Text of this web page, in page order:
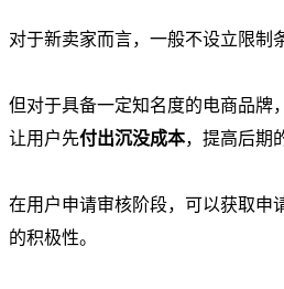
对于新卖家而言，一般不设立限制
但对于具备一定知名度的电商品牌
让用户先付出沉没成本，提高后期
在用户申请审核阶段，可以获取申
的积极性。